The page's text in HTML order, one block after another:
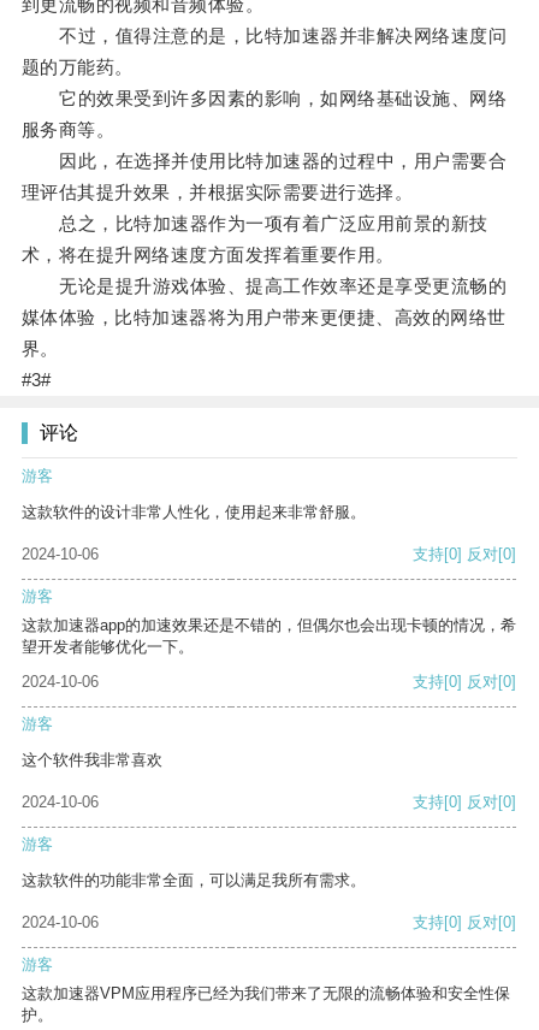
到更流畅的视频和音频体验。
不过，值得注意的是，比特加速器并非解决网络速度问
题的万能药。
它的效果受到许多因素的影响，如网络基础设施、网络
服务商等。
因此，在选择并使用比特加速器的过程中，用户需要合
理评估其提升效果，并根据实际需要进行选择。
总之，比特加速器作为一项有着广泛应用前景的新技
术，将在提升网络速度方面发挥着重要作用。
无论是提升游戏体验、提高工作效率还是享受更流畅的
媒体体验，比特加速器将为用户带来更便捷、高效的网络世
界。
#3#
评论
游客
这款软件的设计非常人性化，使用起来非常舒服。
2024-10-06 支持[0] 反对[0]
游客
这款加速器app的加速效果还是不错的，但偶尔也会出现卡顿的情况，希
望开发者能够优化一下。
2024-10-06
支持[0] 反对[0]
游客
这个软件我非常喜欢
2024-10-06 支持[0] 反对[0]
游客
这款软件的功能非常全面，可以满足我所有需求。
2024-10-06 支持[0] 反对[0]
游客
这款加速器VPM应用程序已经为我们带来了无限的流畅体验和安全性保
护。